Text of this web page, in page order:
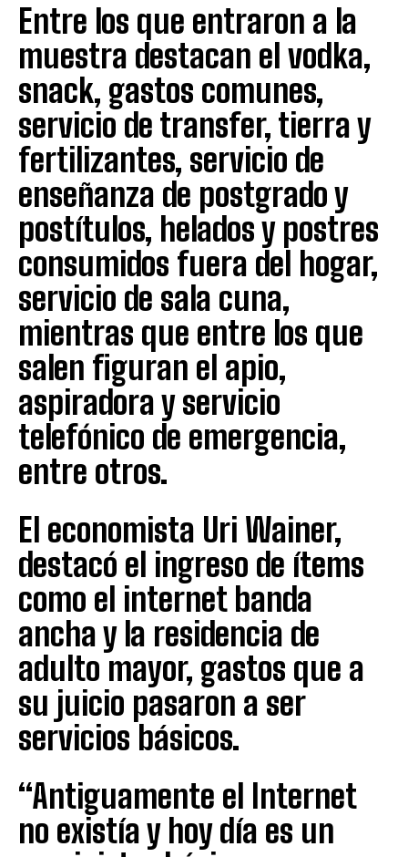
Entre los que entraron a la
muestra destacan el vodka,
snack, gastos comunes,
servicio de transfer, tierra y
fertilizantes, servicio de
enseñanza de postgrado y
postítulos, helados y postres
consumidos fuera del hogar,
servicio de sala cuna,
mientras que entre los que
salen figuran el apio,
aspiradora y servicio
telefónico de emergencia,
entre otros.
El economista Uri Wainer,
destacó el ingreso de ítems
como el internet banda
ancha y la residencia de
adulto mayor, gastos que a
su juicio pasaron a ser
servicios básicos.
“Antiguamente el Internet
no existía y hoy día es un